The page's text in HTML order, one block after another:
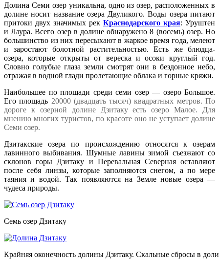
Долина Семи озер уникальна, одно из озер, расположенных в
долине носит название озера Двуликого. Воды озера питают
притоки двух значимых рек Краснодарского края: Уруштен
и Лаура. Всего озер в долине обнаружено 8 (восемь) озер. Но
большинство из них пересыхают в жаркое время года, мелеют
и заростают болотной растительностью. Есть же блюдца-
озера, которые открыты от вереска и осоки круглый год.
Словно голубые глаза земли смотрят они в бездонное небо,
отражая в водной глади пролетающие облака и горные кряжи.
Наибольшее по площади среди семи озер — озеро Большое.
Его площадь 20000 (двадцать тысяч) квадратных метров. По
дороге к озерной долине Дзитаку есть озеро Малое. Для
мнению многих туристов, по красоте оно не уступает долине
Семи озер.
Дзитакские озера по происхождению относятся к озерам
лавинного выбивания. Шумные лавины зимой съезжают со
склонов горы Дзитаку и Перевальная Северная оставляют
после себя линзы, которые заполняются снегом, а по мере
таяния и водой. Так появляются на Земле новые озера —
чудеса природы.
Семь озер Дзитаку
Крайняя оконечность долины Дзитаку. Скальные сбросы в